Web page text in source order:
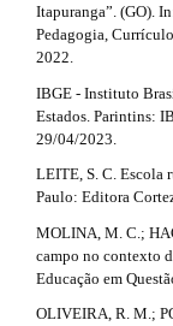
Itapuranga”. (GO).
Pedagogia,
2022.
IBGE - Instituto
Estados. Parintins:
29/04/2023.
LEITE, S. C. Escola
Paulo: Editora
MOLINA, M. C.;
campo no contexto
Educação em
OLIVEIRA, R. M.;